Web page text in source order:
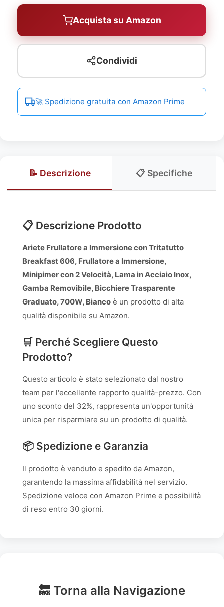
Acquista su Amazon
Condividi
🚀 Spedizione gratuita con Amazon Prime
📝 Descrizione 📋 Specifiche
📋 Descrizione Prodotto
Ariete Frullatore a Immersione con Tritatutto
Breakfast 606, Frullatore a Immersione,
Minipimer con 2 Velocità, Lama in Acciaio Inox,
Gamba Removibile, Bicchiere Trasparente
Graduato, 700W, Bianco è un prodotto di alta
qualità disponibile su Amazon.
🛒 Perché Scegliere Questo
Prodotto?
Questo articolo è stato selezionato dal nostro
team per l'eccellente rapporto qualità-prezzo. Con
uno sconto del 32%, rappresenta un'opportunità
unica per risparmiare su un prodotto di qualità.
📦 Spedizione e Garanzia
Il prodotto è venduto e spedito da Amazon,
garantendo la massima affidabilità nel servizio.
Spedizione veloce con Amazon Prime e possibilità
di reso entro 30 giorni.
🔙 Torna alla Navigazione